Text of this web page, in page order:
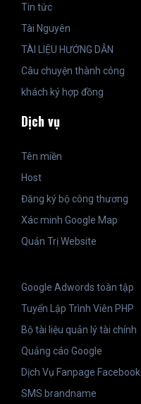
Tin tức
Tài Nguyên
TÀI LIỆU HƯỚNG DẪN
Câu chuyện thành công
khách ký hợp đồng
Dịch vụ
Tên miền
Host
Đăng ký bộ công thương
Xác minh Google Map
Quản Trị Website
Google Adwords toàn tập
Tuyển Lập Trình Viên PHP
Bộ tài liệu quản lý tài chính
Quảng cáo Google
Dịch Vụ Fanpage Facebook
SMS brandname